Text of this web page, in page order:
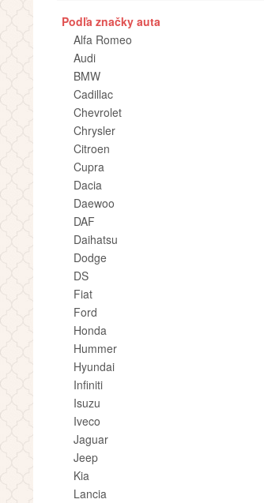
Podľa značky auta
Alfa Romeo
Audi
BMW
Cadillac
Chevrolet
Chrysler
Citroen
Cupra
Dacia
Daewoo
DAF
Daihatsu
Dodge
DS
Fiat
Ford
Honda
Hummer
Hyundai
Infiniti
Isuzu
Iveco
Jaguar
Jeep
Kia
Lancia